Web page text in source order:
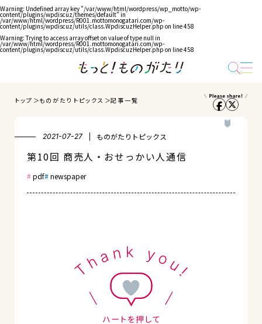
Warning: Undefined array key "/var/www/html/wordpress/wp_motto/wp-
content/plugins/wpdiscuz/themes/default" in
/var/www/html/wordpress/R001.mottomonogatari.com/wp-
content/plugins/wpdiscuz/utils/class.WpdiscuzHelper.php on line458
Warning: Trying to access array offset on value of type null in
/var/www/html/wordpress/R001.mottomonogatari.com/wp-
content/plugins/wpdiscuz/utils/class.WpdiscuzHelper.php on line458
トップ ものがたりトピックス 記事一覧
2021-07-27 ものがたりトピックス
第10回 商売人・おせっかい人通信
pdf newspaper